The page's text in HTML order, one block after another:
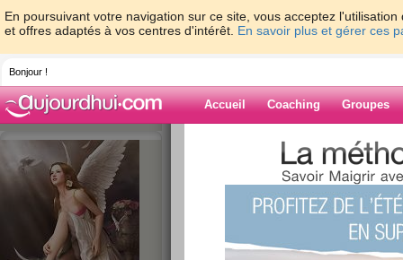
En poursuivant votre navigation sur ce site, vous acceptez
et offres adaptés à vos centres d'intérêt. En savoir plus et gérer ces
Bonjour !
Accueil Coaching Groupes
> > Votre
Blog de gouiri